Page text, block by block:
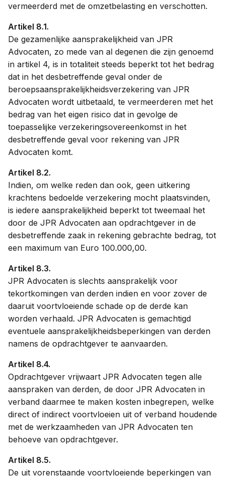
vermeerderd met de omzetbelasting en verschotten.
Artikel 8.1.
De gezamenlijke aansprakelijkheid van JPR
Advocaten, zo mede van al degenen die zijn genoemd
in artikel 4, is in totaliteit steeds beperkt tot het bedrag
dat in het desbetreffende geval onder de
beroepsaansprakelijkheidsverzekering van JPR
Advocaten wordt uitbetaald, te vermeerderen met het
bedrag van het eigen risico dat in gevolge de
toepasselijke verzekeringsovereenkomst in het
desbetreffende geval voor rekening van JPR
Advocaten komt.
Artikel 8.2.
Indien, om welke reden dan ook, geen uitkering
krachtens bedoelde verzekering mocht plaatsvinden,
is iedere aansprakelijkheid beperkt tot tweemaal het
door de JPR Advocaten aan opdrachtgever in de
desbetreffende zaak in rekening gebrachte bedrag, tot
een maximum van Euro 100.000,00.
Artikel 8.3.
JPR Advocaten is slechts aansprakelijk voor
tekortkomingen van derden indien en voor zover de
daaruit voortvloeiende schade op de derde kan
worden verhaald. JPR Advocaten is gemachtigd
eventuele aansprakelijkheidsbeperkingen van derden
namens de opdrachtgever te aanvaarden.
Artikel 8.4.
Opdrachtgever vrijwaart JPR Advocaten tegen alle
aanspraken van derden, de door JPR Advocaten in
verband daarmee te maken kosten inbegrepen, welke
direct of indirect voortvloeien uit of verband houdende
met de werkzaamheden van JPR Advocaten ten
behoeve van opdrachtgever.
Artikel 8.5.
De uit vorenstaande voortvloeiende beperkingen van